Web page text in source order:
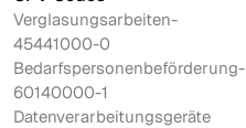
Verglasungsarbeiten-
45441000-0
Bedarfspersonenbeförderung-
60140000-1
Datenverarbeitungsgeräte